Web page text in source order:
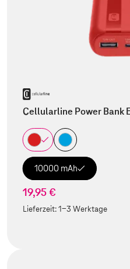
Cellularline Power Bank
10000 mAh
19,95 €
Lieferzeit:1-3 Werktage